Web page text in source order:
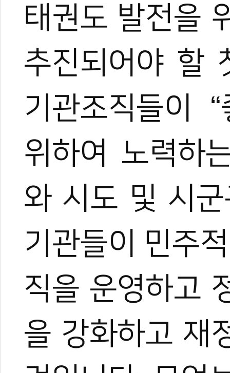
태권도 발전을
추진되어야 할
기관조직들이
위하여 노력하
와 시도 및 시
기관들이 민주
직을 운영하고
을 강화하고 재